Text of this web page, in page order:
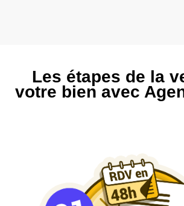
Les étapes de la
votre bien avec